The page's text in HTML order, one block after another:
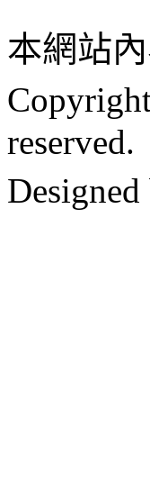
本網站
reserved.